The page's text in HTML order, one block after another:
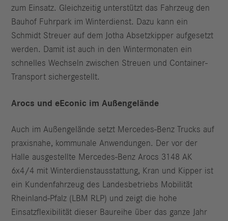
zum Einsatz. Gleichzeitig unterstützt das Fahrzeug den
Bauhof Fuhrpark im Winterdienst. Dazu kann ein
Schmidt Streuer auf dem Jotha Absetzkipper aufgesetzt
werden. Damit ist auch in den Wintermonaten ein
schnelles Wechseln zwischen Streuen und Container-
Transport sichergestellt.
Arocs und eEconic im Außengelände
Auch im Außengelände setzt Mercedes-Benz Trucks auf
praxisnahe, kommunale Anwendungen. Der vor der
Halle ausgestellte Mercedes-Benz Arocs 3148 AK
6x4/4 mit Winterdienstausstattung, Kran und Kipper ist
ein Kundenfahrzeug des Landesbetriebs Mobilität
Rheinland-Pfalz (LBM RLP) und zeigt die hohe
Einsatzflexibilität dieser Baureihe über das ganze Jahr